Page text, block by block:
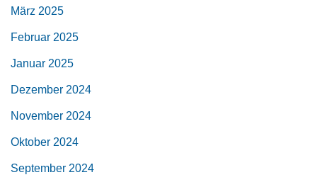
März 2025
Februar 2025
Januar 2025
Dezember 2024
November 2024
Oktober 2024
September 2024